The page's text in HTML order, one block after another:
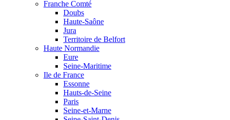
Franche Comté
Doubs
Haute-Saône
Jura
Territoire de Belfort
Haute Normandie
Eure
Seine-Maritime
Ile de France
Essonne
Hauts-de-Seine
Paris
Seine-et-Marne